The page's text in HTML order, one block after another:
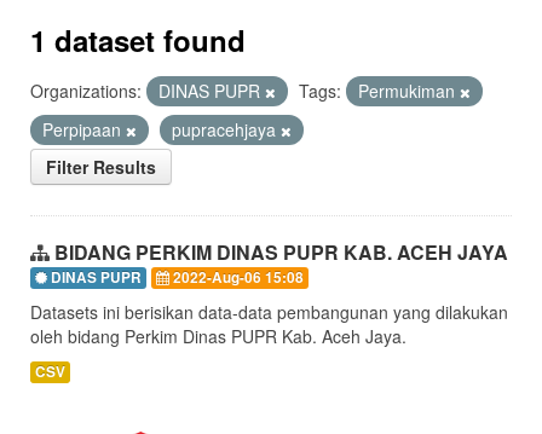
1 dataset found
Organizations: DINAS PUPR Tags:
Permukiman
Perpipaan
pupracehjaya
Filter Results
BIDANG PERKIM DINAS PUPR KAB. ACEH JAYA
DINAS PUPR 2022-Aug-06 15:08
Datasets ini berisikan data-data pembangunan yang dilakukan
oleh bidang Perkim Dinas PUPR Kab. Aceh Jaya.
CSV